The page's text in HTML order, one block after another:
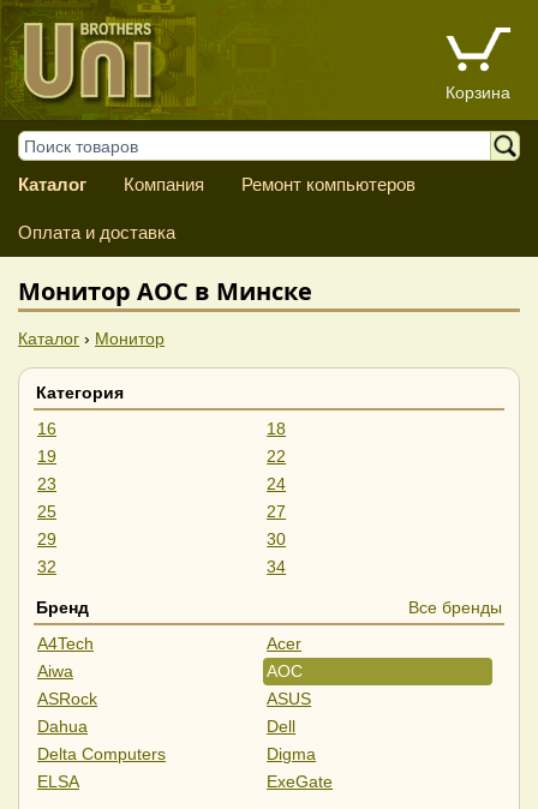
Корзина
Каталог Компания Ремонт компьютеров
Оплата и доставка
Монитор AOC в Минске
Каталог › Монитор
Категория
16
18
19
22
23
24
25
27
29
30
32
34
39
40
43
45
49
55
57
Бренд
Все бренды
A4Tech
Acer
Aiwa
AOC
ASRock
ASUS
Dahua
Dell
Delta Computers
Digma
ELSA
ExeGate